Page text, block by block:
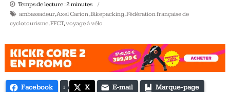
Temps de lecture :2 minutes
ambassadeur,Axel Carion,Bikepacking,Fédération française de
cyclotourisme,FFCT,voyage à vélo
Facebook 1 X E-mail Marque-page